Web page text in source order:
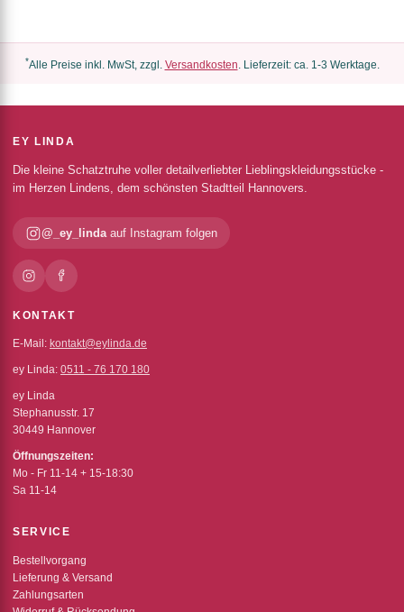
*Alle Preise inkl. MwSt, zzgl. Versandkosten. Lieferzeit: ca. 1-3 Werktage.
EY LINDA
Die kleine Schatztruhe voller detailverliebter Lieblingskleidungsstücke -
im Herzen Lindens, dem schönsten Stadtteil Hannovers.
@_ey_lindaauf Instagram folgen
KONTAKT
E-Mail: kontakt@eylinda.de
ey Linda: 0511 - 76 170 180
ey Linda
Stephanusstr. 17
30449 Hannover
Öffnungszeiten:
Mo - Fr 11-14 + 15-18:30
Sa 11-14
SERVICE
Bestellvorgang
Lieferung & Versand
Zahlungsarten